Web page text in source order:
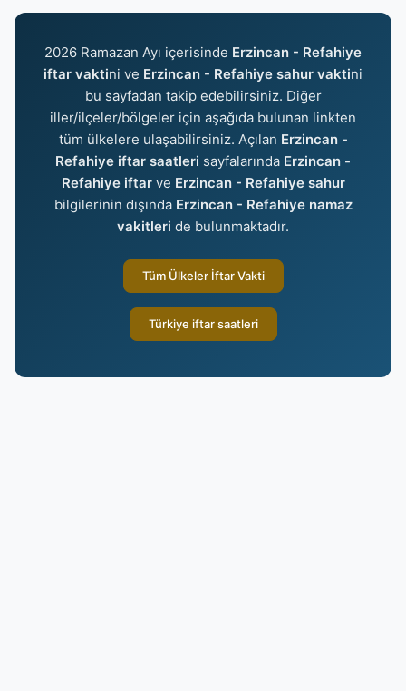
2026 Ramazan Ayı içerisinde Erzincan - Refahiye
iftar vaktini ve Erzincan - Refahiye sahur vaktini
bu sayfadan takip edebilirsiniz. Diğer
iller/ilçeler/bölgeler için aşağıda bulunan linkten
tüm ülkelere ulaşabilirsiniz. Açılan Erzincan -
Refahiye iftar saatleri sayfalarında Erzincan -
Refahiye iftarve Erzincan - Refahiye sahur
bilgilerinin dışında Erzincan - Refahiye namaz
vakitleri de bulunmaktadır.
Tüm Ülkeler İftar Vakti
Türkiye iftar saatleri